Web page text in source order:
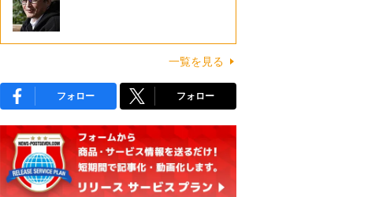
一覧を見る
フォロー フォロー